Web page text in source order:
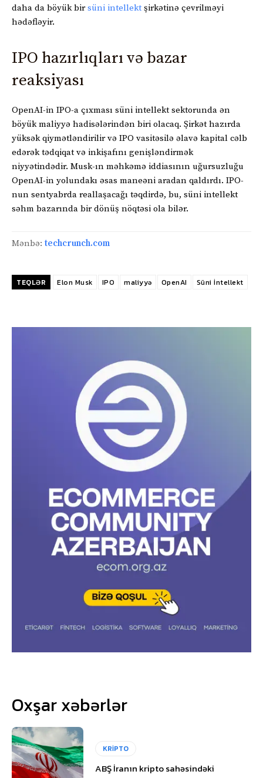
daha da böyük birsüni intellekt şirkətinə çevrilməyi
hədəfləyir.
IPO hazırlıqları və bazar
reaksiyası
OpenAI-in IPO-a çıxması süni intellekt sektorunda ən
böyük maliyyə hadisələrindən biri olacaq. Şirkət hazırda
yüksək qiymətləndirilir və IPO vasitəsilə əlavə kapital cəlb
edərək tədqiqat və inkişafını genişləndirmək
niyyətindədir. Musk-ın məhkəmə iddiasının uğursuzluğu
OpenAI-in yolundakı əsas maneəni aradan qaldırdı. IPO-
nun sentyabrda reallaşacağı təqdirdə, bu, süni intellekt
səhm bazarında bir dönüş nöqtəsi ola bilər.
Mənbə: techcrunch.com
TEQLƏR Elon Musk IPO maliyyə OpenAI Süni İntellekt
Oxşar xəbərlər
KRİPTO
ABŞ İranın kripto sahəsindəki